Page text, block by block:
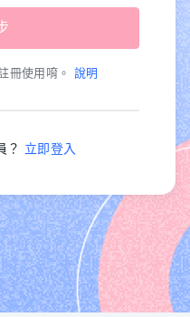
冊使用唷。 說明
？ 立即登入